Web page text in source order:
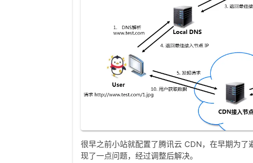
很早之前小站就配置了腾讯云 CDN，在早期为
现了一点问题，经过调整后解决。